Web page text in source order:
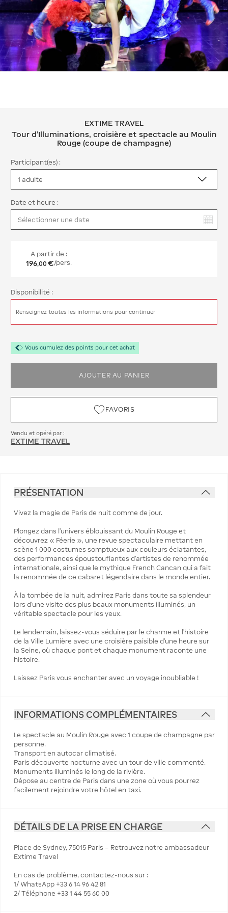
EXTIME TRAVEL Tour
EXTIME TRAVEL
Tour d'Illuminations, croisière et spectacle au Moulin
Rouge (coupe de champagne)
Participant(es) :
Date et heure :
A partir de :
196,00 €/pers.
Disponibilité :
Renseignez toutes les informations pour continuer
Vous cumulez des points pour cet achat
AJOUTER AU PANIER
FAVORIS
Vendu et opéré par :
EXTIME TRAVEL
PRÉSENTATION
Vivez la magie de Paris de nuit comme de jour.
Plongez dans l’univers éblouissant du Moulin Rouge et
découvrez « Féerie », une revue spectaculaire mettant en
scène 1 000 costumes somptueux aux couleurs éclatantes,
des performances époustouflantes d’artistes de renommée
internationale, ainsi que le mythique French Cancan qui a fait
la renommée de ce cabaret légendaire dans le monde entier.
À la tombée de la nuit, admirez Paris dans toute sa splendeur
lors d’une visite des plus beaux monuments illuminés, un
véritable spectacle pour les yeux.
Le lendemain, laissez-vous séduire par le charme et l’histoire
de la Ville Lumière avec une croisière paisible d’une heure sur
la Seine, où chaque pont et chaque monument raconte une
histoire.
Laissez Paris vous enchanter avec un voyage inoubliable !
INFORMATIONS COMPLÉMENTAIRES
Le spectacle au Moulin Rouge avec 1 coupe de champagne par
personne.
Transport en autocar climatisé.
Paris découverte nocturne avec un tour de ville commenté.
Monuments illuminés le long de la rivière.
Dépose au centre de Paris dans une zone où vous pourrez
facilement rejoindre votre hôtel en taxi.
DÉTAILS DE LA PRISE EN CHARGE
Place de Sydney, 75015 Paris – Retrouvez notre ambassadeur
Extime Travel
En cas de problème, contactez-nous sur :
1/ WhatsApp +33 6 14 96 42 81
2/ Téléphone +33 1 44 55 60 00